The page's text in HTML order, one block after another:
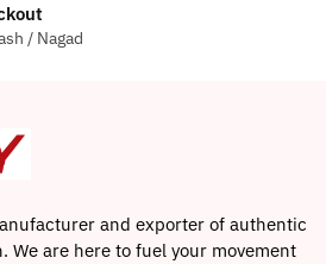
/ Nagad
and exporter of authentic
We are here to fuel your movement